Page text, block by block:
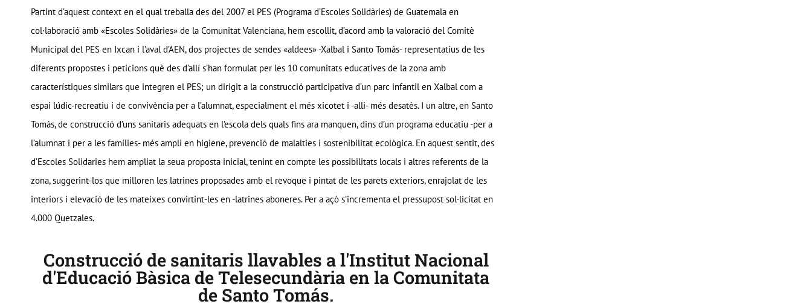
Partint d’aquest context en el qual treballa des del 2007 el PES (Programa d’Escoles Solidàries) de Guatemala en
col·laboració amb «Escoles Solidàries» de la Comunitat Valenciana, hem escollit, d’acord amb la valoració del Comitè
Municipal del PES en Ixcan i l’aval d’AEN, dos projectes de sendes «aldees» -Xalbal i Santo Tomás- representatius de les
diferents propostes i peticions què des d’allí s’han formulat per les 10 comunitats educatives de la zona amb
característiques similars que integren el PES; un dirigit a la construcció participativa d’un parc infantil en Xalbal com a
espai lúdic-recreatiu i de convivència per a l’alumnat, especialment el més xicotet i -alli- més desatès. I un altre, en Santo
Tomás, de construcció d’uns sanitaris adequats en l’escola dels quals fins ara manquen, dins d’un programa educatiu -per a
l’alumnat i per a les famílies- més ampli en higiene, prevenció de malalties i sostenibilitat ecològica. En aquest sentit, des
d’Escoles Solidaries hem ampliat la seua proposta inicial, tenint en compte les possibilitats locals i altres referents de la
zona, suggerint-los que milloren les latrines proposades amb el revoque i pintat de les parets exteriors, enrajolat de les
interiors i elevació de les mateixes convirtint-les en -latrines aboneres. Per a açò s’incrementa el pressupost sol·licitat en
4.000 Quetzales.
Construcció de sanitaris llavables a l'Institut Nacional
d'Educació Bàsica de Telesecundària en la Comunitata
de Santo Tomás.